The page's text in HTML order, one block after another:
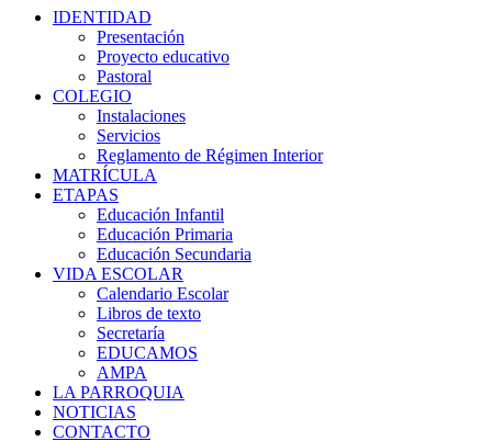
IDENTIDAD
Presentación
Proyecto educativo
Pastoral
COLEGIO
Instalaciones
Servicios
Reglamento de Régimen Interior
MATRÍCULA
ETAPAS
Educación Infantil
Educación Primaria
Educación Secundaria
VIDA ESCOLAR
Calendario Escolar
Libros de texto
Secretaría
EDUCAMOS
AMPA
LA PARROQUIA
NOTICIAS
CONTACTO